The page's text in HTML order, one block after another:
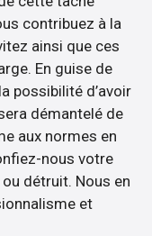
contribuez à la
ainsi que ces
En guise de
possibilité d’avoir
démantelé de
aux normes en
nous votre
détruit. Nous en
et